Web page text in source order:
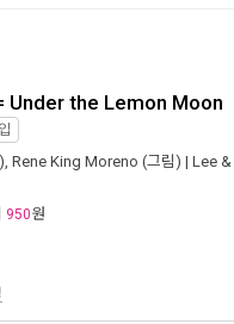
Under the Lemon Moon
Rene King Moreno (그림) | Lee &
950원